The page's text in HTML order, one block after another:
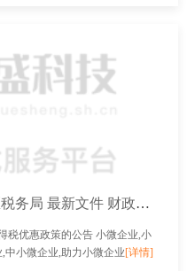
国家税务总局宁夏回族自治区税务局 最新文件 财政部 税务总局关于小微企业和个体工商户所得税优惠政策的公告
税优惠政策的公告 小微企业,小
中小微企业,助力小微企业[详情]